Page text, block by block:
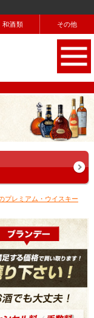
和酒類 その他
プレミアム・ウイスキー